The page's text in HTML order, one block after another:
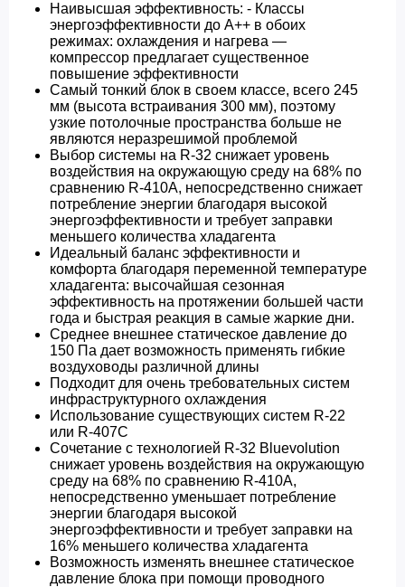
Наивысшая эффективность: - Классы
энергоэффективности до A++ в обоих
режимах: охлаждения и нагрева —
компрессор предлагает существенное
повышение эффективности
Самый тонкий блок в своем классе, всего 245
мм (высота встраивания 300 мм), поэтому
узкие потолочные пространства больше не
являются неразрешимой проблемой
Выбор системы на R-32 снижает уровень
воздействия на окружающую среду на 68% по
сравнению R-410A, непосредственно снижает
потребление энергии благодаря высокой
энергоэффективности и требует заправки
меньшего количества хладагента
Идеальный баланс эффективности и
комфорта благодаря переменной температуре
хладагента: высочайшая сезонная
эффективность на протяжении большей части
года и быстрая реакция в самые жаркие дни.
Среднее внешнее статическое давление до
150 Па дает возможность применять гибкие
воздуховоды различной длины
Подходит для очень требовательных систем
инфраструктурного охлаждения
Использование существующих систем R-22
или R-407C
Сочетание с технологией R-32 Bluevolution
снижает уровень воздействия на окружающую
среду на 68% по сравнению R-410A,
непосредственно уменьшает потребление
энергии благодаря высокой
энергоэффективности и требует заправки на
16% меньшего количества хладагента
Возможность изменять внешнее статическое
давление блока при помощи проводного